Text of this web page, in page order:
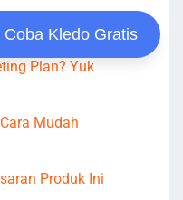
Plan? Yuk
Mudah
Produk Ini
Coba Kledo Gratis